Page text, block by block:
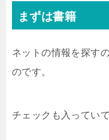
まずは書籍
ネットの情報を探す
のです。
チェックも入ってい